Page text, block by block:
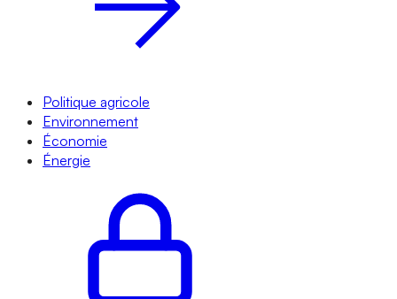
Politique agricole
Environnement
Économie
Énergie